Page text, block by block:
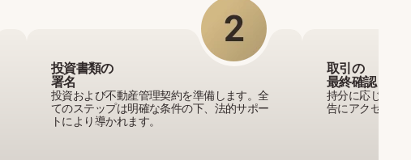
投資書類の
署名
投資および不動産管理契約を準備します。全
てのステップは明確な条件の下、法的サポー
トにより導かれます。
取引の
最終確認
持分に応じて支
告にアクセスで